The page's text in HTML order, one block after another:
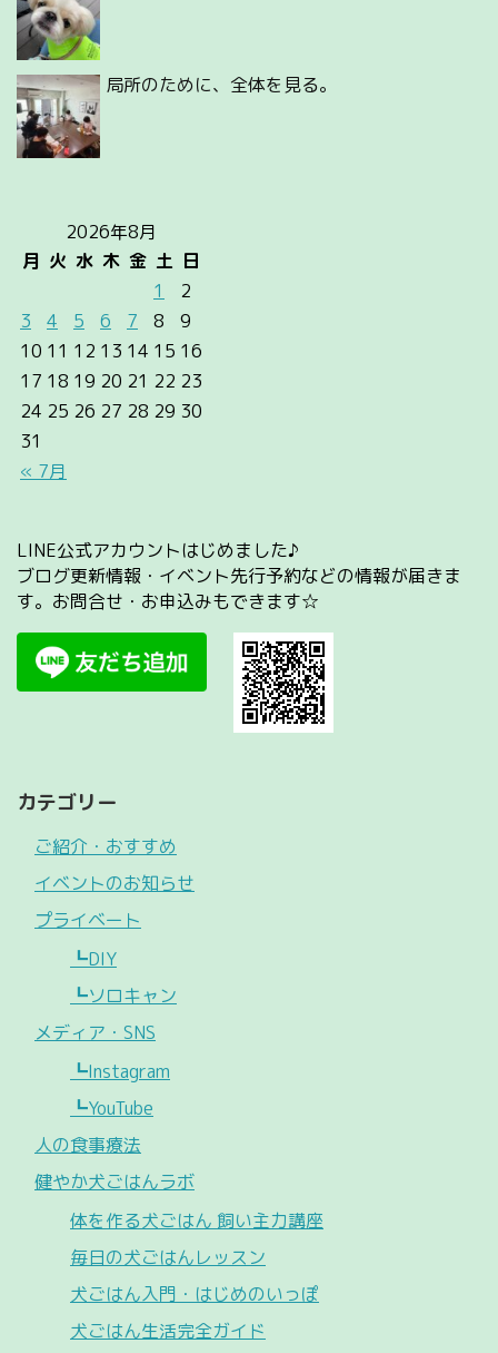
局所のために、全体を見る。
2026年8月
月 火 水 木 金 土 日
« 7月
1
2
3
4 5 6 7 8
9
10 11 12 13 14 15 16
17 18 19 20 21 22 23
24 25 26 27 28 29 30
31
LINE公式アカウントはじめました♪
ブログ更新情報・イベント先行予約などの情報が届きま
す。お問合せ・お申込みもできます☆
カテゴリー
ご紹介・おすすめ
イベントのお知らせ
プライベート
┗DIY
┗ソロキャン
メディア・SNS
┗Instagram
┗YouTube
人の食事療法
健やか犬ごはんラボ
体を作る犬ごはん 飼い主力講座
毎日の犬ごはんレッスン
犬ごはん入門・はじめのいっぽ
犬ごはん生活完全ガイド